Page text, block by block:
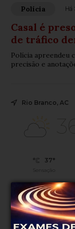
Polícia Há
Casal é
de tráfico
Polícia apreendeu
precisão e
Rio Branco, AC
36°
37°
Sensação
0%(0mm)
Chance de chuva